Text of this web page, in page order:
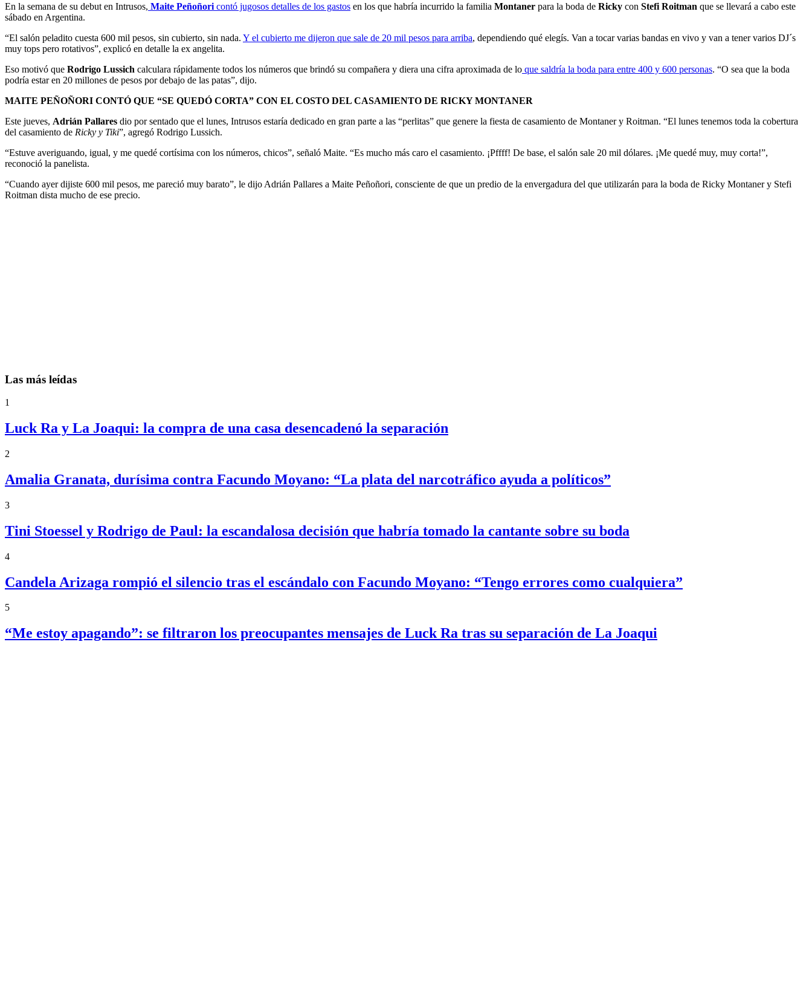
En la semana de su debut en Intrusos, Maite Peñoñori contó jugosos detalles de los gastos en los que habría incurrido la familia Montaner para la boda de Ricky con Stefi Roitman que se llevará a cabo este
sábado en Argentina.
“El salón peladito cuesta 600 mil pesos, sin cubierto, sin nada. Y el cubierto me dijeron que sale de 20 mil pesos para arriba, dependiendo qué elegís. Van a tocar varias bandas en vivo y van a tener varios DJ´s
muy tops pero rotativos”, explicó en detalle la ex angelita.
Eso motivó que Rodrigo Lussich calculara rápidamente todos los números que brindó su compañera y diera una cifra aproximada de lo que saldría la boda para entre 400 y 600 personas. “O sea que la boda
podría estar en 20 millones de pesos por debajo de las patas”, dijo.
MAITE PEÑOÑORI CONTÓ QUE “SE QUEDÓ CORTA” CON EL COSTO DEL CASAMIENTO DE RICKY MONTANER
Este jueves, Adrián Pallares dio por sentado que el lunes, Intrusos estaría dedicado en gran parte a las “perlitas” que genere la fiesta de casamiento de Montaner y Roitman. “El lunes tenemos toda la cobertura
del casamiento de Ricky y Tiki”, agregó Rodrigo Lussich.
“Estuve averiguando, igual, y me quedé cortísima con los números, chicos”, señaló Maite. “Es mucho más caro el casamiento. ¡Pffff! De base, el salón sale 20 mil dólares. ¡Me quedé muy, muy corta!”,
reconoció la panelista.
“Cuando ayer dijiste 600 mil pesos, me pareció muy barato”, le dijo Adrián Pallares a Maite Peñoñori, consciente de que un predio de la envergadura del que utilizarán para la boda de Ricky Montaner y Stefi
Roitman dista mucho de ese precio.
Las más leídas
1
Luck Ra y La Joaqui: la compra de una casa desencadenó la separación
2
Amalia Granata, durísima contra Facundo Moyano: “La plata del narcotráfico ayuda a políticos”
3
Tini Stoessel y Rodrigo de Paul: la escandalosa decisión que habría tomado la cantante sobre su boda
4
Candela Arizaga rompió el silencio tras el escándalo con Facundo Moyano: “Tengo errores como cualquiera”
5
“Me estoy apagando”: se filtraron los preocupantes mensajes de Luck Ra tras su separación de La Joaqui